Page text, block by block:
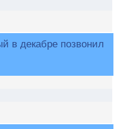
в декабре позвонил